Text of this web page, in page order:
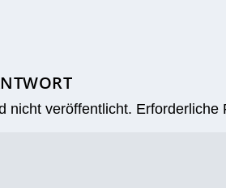
nicht veröffentlicht. Erforderliche